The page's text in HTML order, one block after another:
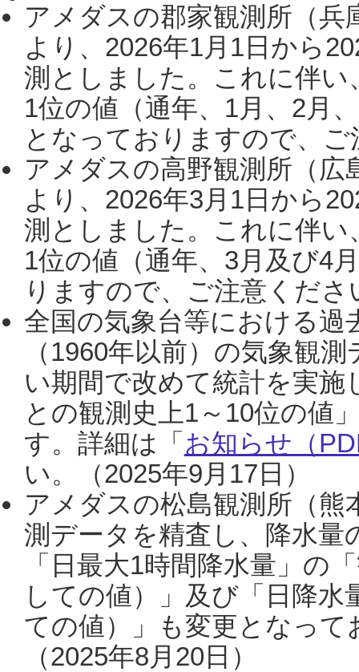
アメダスの郡家観測所（
より、2026年1月1日から
測としました。これに伴い
1位の値（通年、1月、2月
となっておりますので、
アメダスの高野観測所（
より、2026年3月1日から
測としました。これに伴い
1位の値（通年、3月及び4
りますので、ご注意くだ
全国の気象台等における過
（1960年以前）の気象観
い期間で改めて統計を実
との観測史上1～10位の値
す。詳細は「 お知らせ（
い。（2025年9月17日）
アメダスの松島観測所（熊
測データを精査し、降水
「日最大1時間降水量」の
しての値）」及び「日降
ての値）」も変更となっ
（2025年8月20日）